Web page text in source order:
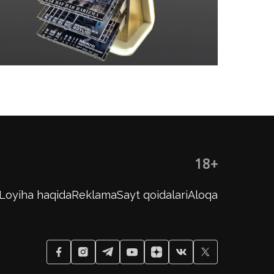
18+
Loyiha haqidaReklamaSayt qoidalariAloqa